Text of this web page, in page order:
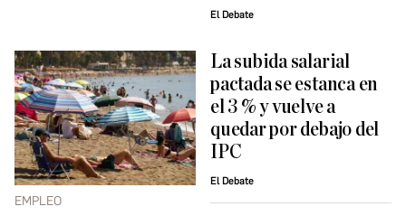
El Debate
EMPLEO
La subida salarial
pactada se estanca en
el 3 % y vuelve a
quedar por debajo del
IPC
El Debate